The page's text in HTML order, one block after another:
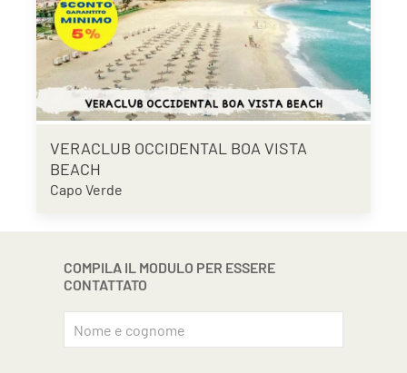
VERACLUB OCCIDENTAL BOA VISTA
BEACH
Capo Verde
COMPILA IL MODULO PER ESSERE
CONTATTATO